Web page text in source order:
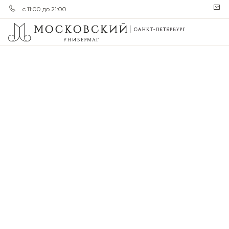
с 11:00 до 21:00